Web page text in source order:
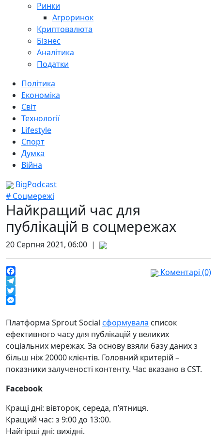
Ринки
Агроринок
Криптовалюта
Бізнес
Аналітика
Податки
Політика
Економіка
Світ
Технології
Lifestyle
Спорт
Думка
Війна
BigPodcast
# Соцмережі
Найкращий час для
публікацій в соцмережах
20 Серпня 2021, 06:00 |
Facebook
Telegram
Twitter
Коментарі (0)
Платформа Sprout Social сформувала список
ефективного часу для публікацій у великих
соціальних мережах. За основу взяли базу даних з
більш ніж 20000 клієнтів. Головний критерій –
показники залученості контенту. Час вказано в CST.
Facebook
Кращі дні: вівторок, середа, п’ятниця.
Кращий час: з 9:00 до 13:00.
Найгірші дні: вихідні.